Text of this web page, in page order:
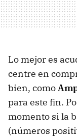
Lo mejor es
centre en
bien, como
para este fin.
momento si la
(números